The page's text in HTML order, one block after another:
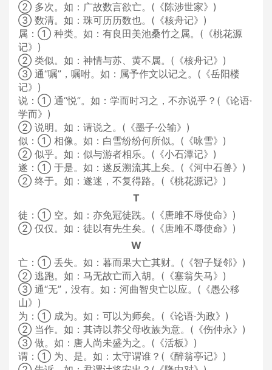
② 多次。如：广故数言欲亡。(《陈涉世家》)
③ 数清。如：珠可历历数也。(《核舟记》)
属：① 种类。如：有良田美池桑竹之属。(《桃花源
记》)
② 类似。如：神情与苏、黄不属。(《核舟记》)
③ 通“嘱”，嘱咐。如：属予作文以记之。(《岳阳楼
记》)
说：① 通“悦”。如：学而时习之，不亦说乎？(《论语·
学而》)
② 说明。如：请说之。(《墨子·公输》)
似：① 相像。如：白雪纷纷何所似。(《咏雪》)
② 似乎。如：似与游者相乐。(《小石潭记》)
遂：① 于是。如：遂反溯流其上矣。(《河中石兽》)
② 终于。如：遂迷，不复得路。(《桃花源记》)
T
徒：① 空。如：亦免冠徒跣。(《唐雎不辱使命》)
② 仅仅。如：徒以有先生矣。(《唐雎不辱使命》)
W
亡：① 丢失。如：暮而果大亡其财。(《智子疑邻》)
② 逃跑。如：马无故亡而入胡。(《塞翁失马》)
③ 通“无”，没有。如：河曲智臾亡以应。(《愚公移
山》)
为：① 成为。如：可以为师矣。(《论语·为政》)
② 当作。如：其诗以养父母收族为意。(《伤仲永》)
③ 做。如：唐人尚未盛为之。(《活板》)
谓：① 为、是。如：太守谓谁？(《醉翁亭记》)